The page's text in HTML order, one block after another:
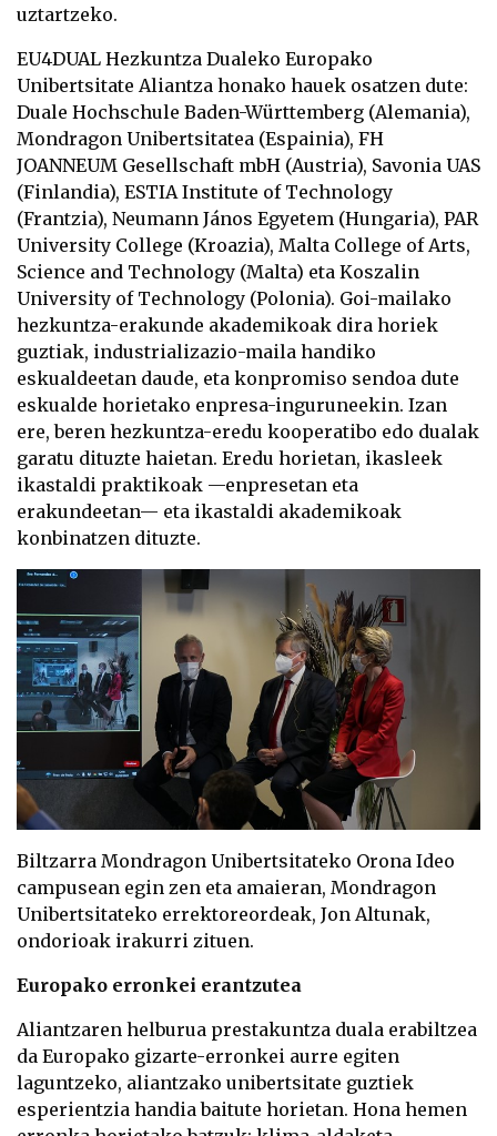
uztartzeko.
EU4DUAL Hezkuntza Dualeko Europako
Unibertsitate Aliantza honako hauek osatzen dute:
Duale Hochschule Baden-Württemberg (Alemania),
Mondragon Unibertsitatea (Espainia), FH
JOANNEUM Gesellschaft mbH (Austria), Savonia UAS
(Finlandia), ESTIA Institute of Technology
(Frantzia), Neumann János Egyetem (Hungaria), PAR
University College (Kroazia), Malta College of Arts,
Science and Technology (Malta) eta Koszalin
University of Technology (Polonia). Goi-mailako
hezkuntza-erakunde akademikoak dira horiek
guztiak, industrializazio-maila handiko
eskualdeetan daude, eta konpromiso sendoa dute
eskualde horietako enpresa-inguruneekin. Izan
ere, beren hezkuntza-eredu kooperatibo edo dualak
garatu dituzte haietan. Eredu horietan, ikasleek
ikastaldi praktikoak —enpresetan eta
erakundeetan— eta ikastaldi akademikoak
konbinatzen dituzte.
Biltzarra Mondragon Unibertsitateko Orona Ideo
campusean egin zen eta amaieran, Mondragon
Unibertsitateko errektoreordeak, Jon Altunak,
ondorioak irakurri zituen.
Europako erronkei erantzutea
Aliantzaren helburua prestakuntza duala erabiltzea
da Europako gizarte-erronkei aurre egiten
laguntzeko, aliantzako unibertsitate guztiek
esperientzia handia baitute horietan. Hona hemen